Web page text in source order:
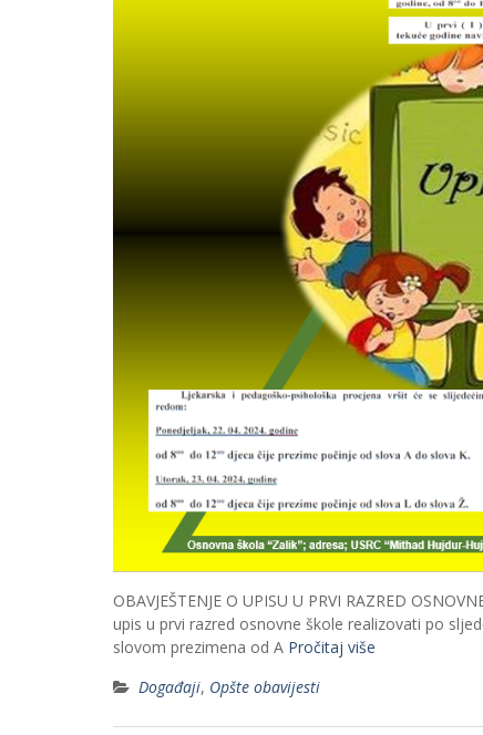
OBAVJEŠTENJE O UPISU U PRVI RAZRED
upis u prvi razred osnovne škole realizovati po
slovom prezimena od A Pročitaj više
Događaji, Opšte obavijesti